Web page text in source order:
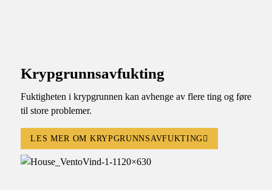
Krypgrunnsavfukting
Fuktigheten i krypgrunnen kan avhenge av flere ting og føre
til store problemer.
LES MER OM KRYPGRUNNSAVFUKTING